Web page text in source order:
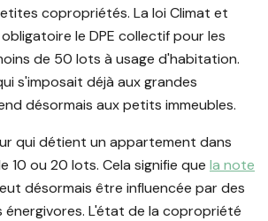
copropriétés. La loi Climat et
le DPE collectif pour les
de 50 lots à usage d'habitation.
s'imposait déjà aux grandes
désormais aux petits immeubles.
qui détient un appartement dans
10 ou 20 lots. Cela signifie que la note
désormais être influencée par des
énergivores. L'état de la copropriété